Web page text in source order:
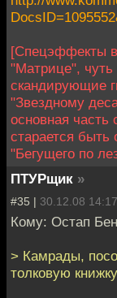
[Спецэффекты
"Матрице",
скандирующие
"Звездному
основная часть
старается быть
"Бегущего по
ПТУРщик »
#35 | 30.12.08 14:17
Кому: Остап
> Камрады,
толковую